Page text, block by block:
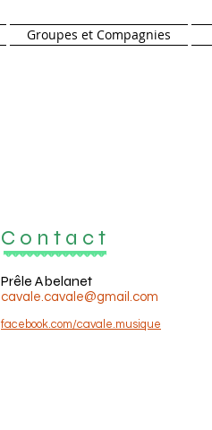
Groupes et Compagnies
C o n t a c t
Prêle Abelanet
cavale.cavale@gmail.com
facebook.com/cavale.musique